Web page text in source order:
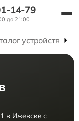
14-79
до 21:00
устройств
в Ижевске с